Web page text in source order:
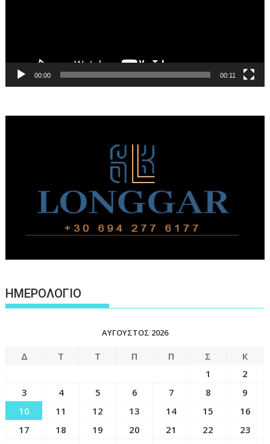
00:00 00:11
ΗΜΕΡΟΛΟΓΙΟ
ΑΎΓΟΥΣΤΟΣ 2026
Δ Τ Τ Π Π Σ
Κ
1
2
3
4 5 6 7 8
9
10
11 12 13 14 15
16
17
18 19 20 21 22
23